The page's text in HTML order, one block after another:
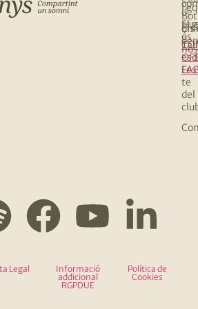
El
és
te
del
Els
de
Legal
Informació
addicional
RGPDUE
Política de
Cookies